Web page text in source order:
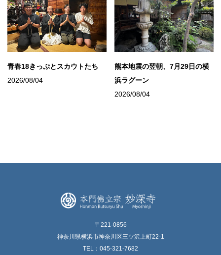
青春18きっぷとスカウトたち
2026/08/04
熊本地震の翌朝、7月29日の横
浜ラグーン
2026/08/04
〒221-0856
神奈川県横浜市神奈川区三ツ沢上町22-1
TEL：045-321-7682